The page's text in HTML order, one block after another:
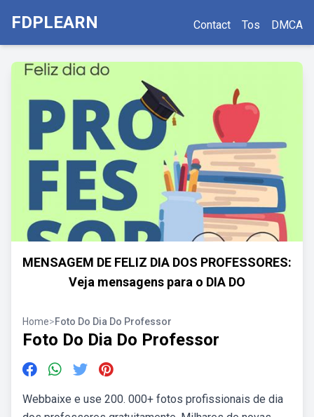
FDPLEARN Contact Tos DMCA
MENSAGEM DE FELIZ DIA DOS PROFESSORES:
Veja mensagens para o DIA DO
Home>Foto Do Dia Do Professor
Foto Do Dia Do Professor
Webbaixe e use 200. 000+ fotos profissionais de dia